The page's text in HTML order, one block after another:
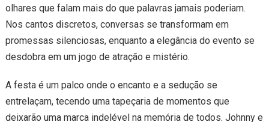
olhares que falam mais do que palavras jamais poderiam.
Nos cantos discretos, conversas se transformam em
promessas silenciosas, enquanto a elegância do evento se
desdobra em um jogo de atração e mistério.
A festa é um palco onde o encanto e a sedução se
entrelaçam, tecendo uma tapeçaria de momentos que
deixarão uma marca indelével na memória de todos. Johnny e